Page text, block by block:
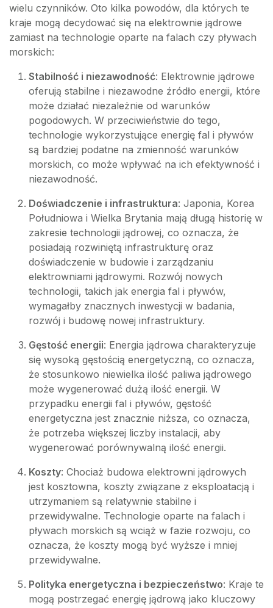
wielu czynników. Oto kilka powodów, dla których te
kraje mogą decydować się na elektrownie jądrowe
zamiast na technologie oparte na falach czy pływach
morskich:
Stabilność i niezawodność: Elektrownie jądrowe
oferują stabilne i niezawodne źródło energii, które
może działać niezależnie od warunków
pogodowych. W przeciwieństwie do tego,
technologie wykorzystujące energię fal i pływów
są bardziej podatne na zmienność warunków
morskich, co może wpływać na ich efektywność i
niezawodność.
Doświadczenie i infrastruktura: Japonia, Korea
Południowa i Wielka Brytania mają długą historię w
zakresie technologii jądrowej, co oznacza, że
posiadają rozwiniętą infrastrukturę oraz
doświadczenie w budowie i zarządzaniu
elektrowniami jądrowymi. Rozwój nowych
technologii, takich jak energia fal i pływów,
wymagałby znacznych inwestycji w badania,
rozwój i budowę nowej infrastruktury.
Gęstość energii: Energia jądrowa charakteryzuje
się wysoką gęstością energetyczną, co oznacza,
że stosunkowo niewielka ilość paliwa jądrowego
może wygenerować dużą ilość energii. W
przypadku energii fal i pływów, gęstość
energetyczna jest znacznie niższa, co oznacza,
że potrzeba większej liczby instalacji, aby
wygenerować porównywalną ilość energii.
Koszty: Chociaż budowa elektrowni jądrowych
jest kosztowna, koszty związane z eksploatacją i
utrzymaniem są relatywnie stabilne i
przewidywalne. Technologie oparte na falach i
pływach morskich są wciąż w fazie rozwoju, co
oznacza, że koszty mogą być wyższe i mniej
przewidywalne.
Polityka energetyczna i bezpieczeństwo: Kraje te
mogą postrzegać energię jądrową jako kluczowy